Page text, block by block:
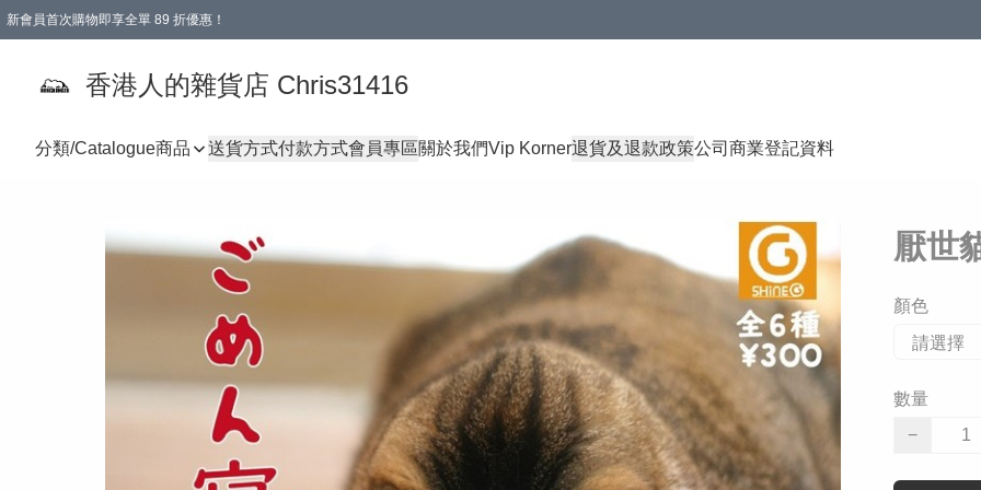
新會員首次購物即享全單 89 折優惠！
香港人的雜貨店 Chris31416
分類/Catalogue商品 送貨方式付款方式會員專區關於我們Vip Korner退貨及退款政策公司商業登記資料
厭世
顏色
數量
−